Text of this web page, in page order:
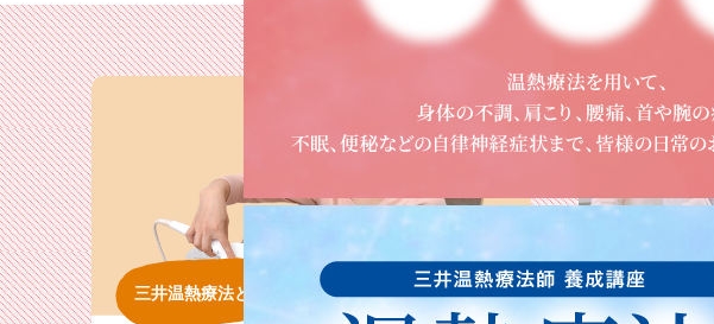
三井温熱療法とは 講座のご案内